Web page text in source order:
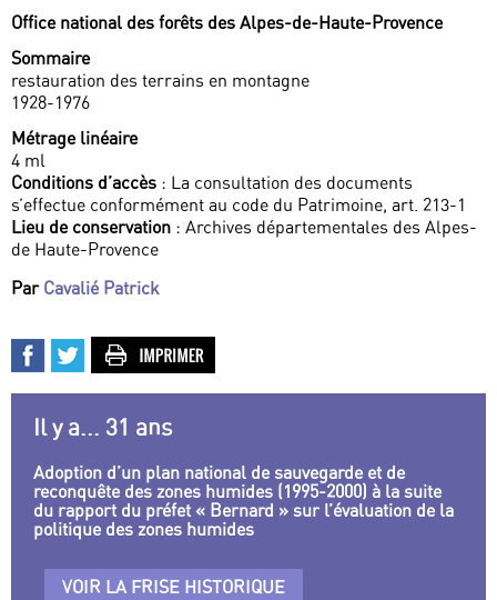
Office national des forêts des Alpes-de-Haute-Provence
Sommaire
restauration des terrains en montagne
1928-1976
Métrage linéaire
4 ml
Conditions d’accès : La consultation des documents
s’effectue conformément au code du Patrimoine, art. 213-1
Lieu de conservation : Archives départementales des Alpes-
de Haute-Provence
Par Cavalié Patrick
Il y a... 31 ans
Adoption d’un plan national de sauvegarde et de
reconquête des zones humides (1995-2000) à la suite
du rapport du préfet « Bernard » sur l’évaluation de la
politique des zones humides
VOIR LA FRISE HISTORIQUE